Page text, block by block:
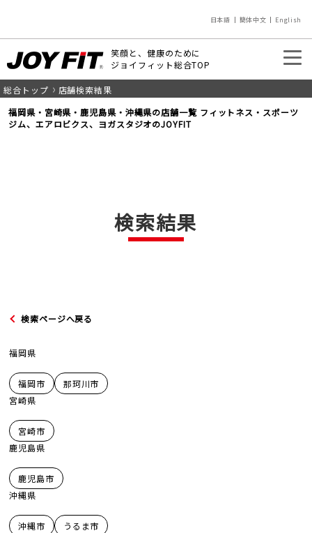
日本語 簡体中文 English
笑顔と、健康のために
ジョイフィット総合TOP
入会のご案内 店舗を探す
総合トップ
店舗検索結果
福岡県・宮崎県・鹿児島県・沖縄県の店舗一覧 フィットネス・スポーツ
ジム、エアロビクス、ヨガスタジオのJOYFIT
検索結果
検索ページへ戻る
福岡県
福岡市
那珂川市
宮崎県
宮崎市
鹿児島県
鹿児島市
沖縄県
沖縄市 うるま市